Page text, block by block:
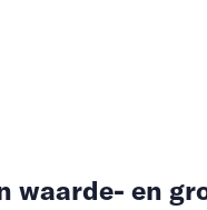
waarde- en